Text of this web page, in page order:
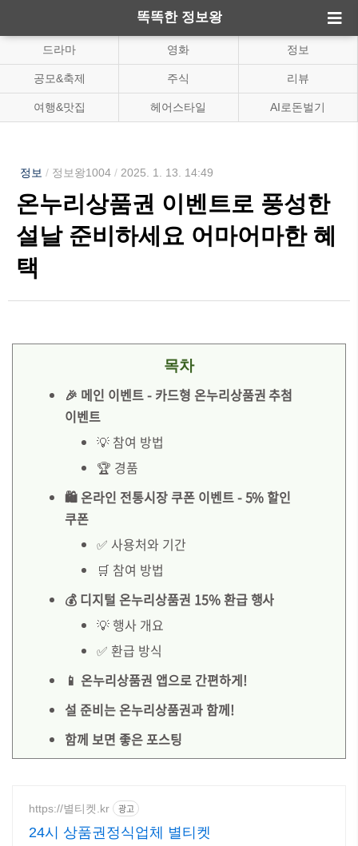
똑똑한 정보왕
드라마 영화 정보
공모&축제 주식 리뷰
여행&맛집 헤어스타일 AI로돈벌기
정보 / 정보왕1004 / 2025. 1. 13. 14:49
온누리상품권 이벤트로 풍성한
설날 준비하세요 어마어마한 혜
택
목차
🎉 메인 이벤트 - 카드형 온누리상품권 추첨
이벤트
💡 참여 방법
🏆 경품
🛍️ 온라인 전통시장 쿠폰 이벤트 - 5% 할인
쿠폰
✅ 사용처와 기간
🛒 참여 방법
💰 디지털 온누리상품권 15% 환급 행사
💡 행사 개요
✅ 환급 방식
📱 온누리상품권 앱으로 간편하게!
설 준비는 온누리상품권과 함께!
함께 보면 좋은 포스팅
https://별티켓.kr 광고
24시 상품권정식업체 별티켓